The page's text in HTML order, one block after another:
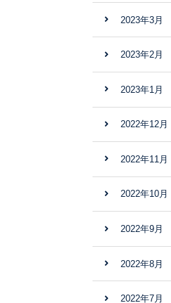
2023年3月
2023年2月
2023年1月
2022年12月
2022年11月
2022年10月
2022年9月
2022年8月
2022年7月